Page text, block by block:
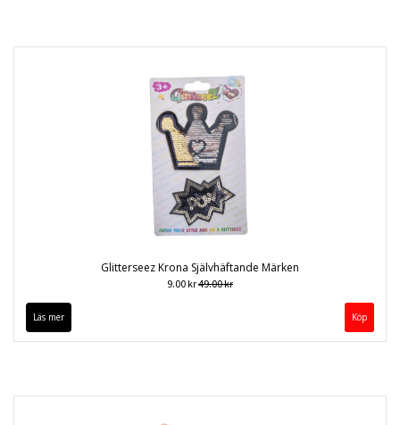
Glitterseez Krona Självhäftande Märken
9.00 kr49.00 kr
Läs mer